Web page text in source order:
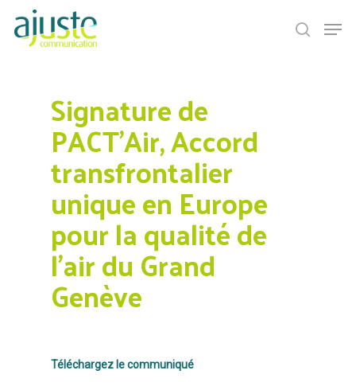
Signature de
PACT’Air, Accord
transfrontalier
unique en Europe
pour la qualité de
l’air du Grand
Genève
Téléchargez le communiqué